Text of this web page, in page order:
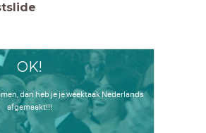
OK!
dan heb je je weektaak Nederlands
afgemaakt!!!